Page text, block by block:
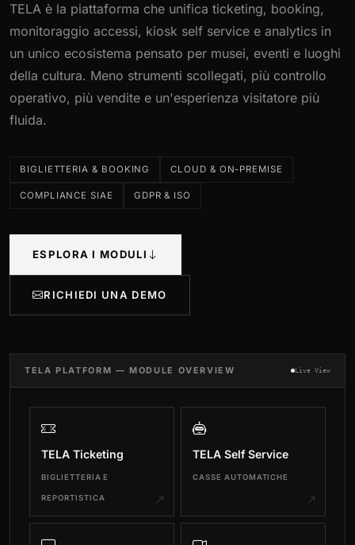
TELA è la piattaforma che unifica ticketing, booking,
monitoraggio accessi, kiosk self service e analytics in
un unico ecosistema pensato per musei, eventi e luoghi
della cultura. Meno strumenti scollegati, più controllo
operativo, più vendite e un'esperienza visitatore più
fluida.
BIGLIETTERIA & BOOKING CLOUD & ON-PREMISE
COMPLIANCE SIAE GDPR & ISO
ESPLORA I MODULI
RICHIEDI UNA DEMO
TELA PLATFORM — MODULE OVERVIEW Live View
TELA Ticketing
BIGLIETTERIA E
REPORTISTICA
TELA Self Service
CASSE AUTOMATICHE